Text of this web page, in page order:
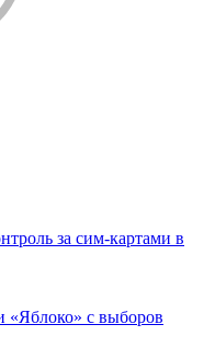
за сим-картами в
«Яблоко» с выборов